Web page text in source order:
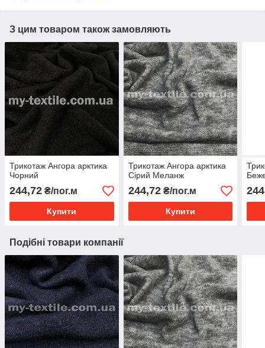
З цим товаром також замовляють
Трикотаж Ангора арктика
Чорний
244,72 ₴/пог.м
Купити
Трикотаж Ангора арктика
Сірий Меланж
244,72₴/пог.м
Купити
Подібні товари компанії